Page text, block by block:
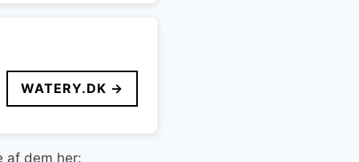
WATERY.DK →
af dem her: